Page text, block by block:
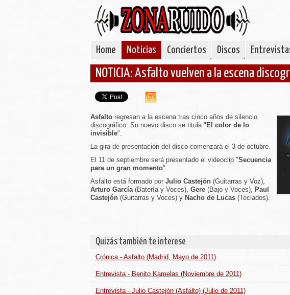
Home Noticias Conciertos Discos
NOTICIA: Asfalto vuelven a la escena
Asfalto regresan a la escena tras cinco años de silencio
discográfico. Su nuevo disco se titula " El color de lo
invisible".
La gira de presentación del disco comenzará el 3 de octubre.
El 11 de septiembre será presentado el videoclip "Secuencia
para un gran momento".
Asfalto está formado por Julio Castejón (Guitarras y Voz),
Arturo García(Batería y Voces), Gere (Bajo y Voces), Paul
Castejón (Guitarras y Voces) y Nacho de Lucas (Teclados).
Quizás también te interese
Crónica - Asfalto (Madrid, Mayo de 2011)
Entrevista - Benito Kamelas (Noviembre de 2011)
Entrevista - Julio Castejón (Asfalto) (Julio de 2011)